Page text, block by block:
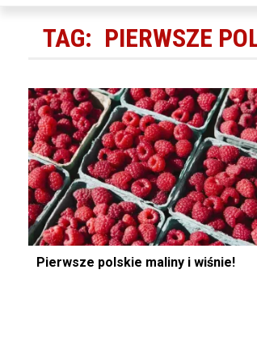
TAG: PIERWSZE
Pierwsze polskie maliny i wiśnie!